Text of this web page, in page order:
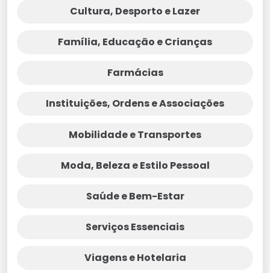
Cultura, Desporto e Lazer
Família, Educação e Crianças
Farmácias
Instituições, Ordens e Associações
Mobilidade e Transportes
Moda, Beleza e Estilo Pessoal
Saúde e Bem-Estar
Serviços Essenciais
Viagens e Hotelaria